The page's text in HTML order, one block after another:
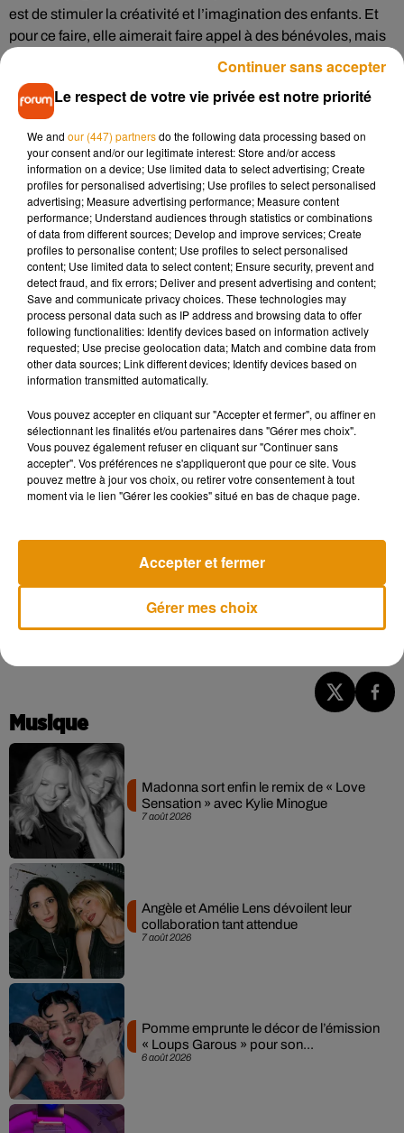
est de stimuler la créativité et l’imagination des enfants. Et
pour ce faire, elle aimerait faire appel à des bénévoles, mais
Pourtant, pas besoin d’être diplômé dans le domaine pour
proposer son aide. «
Il faut simplement être à l’écoute des
enfants, de leurs besoins, précise Catherine Quach. Si on a
des aptitudes artistiques, théâtrales ou sportives, c’est un
plus. Mais simplement l’envie d’aider et de passer un
moment avec des enfants qui sortent un petit peu du
commun, ça suffit».
L’association peut également encore accueillir des enfants
16h30, hors vacances scolaires. Plus d’infossur le site
internet de l’associationet sur sa page Facebook.
souhaitez l'afficher, merci de nous donner votre accord
Musique
7 août 2026
Madonna sort enfin le remix de « Love
Sensation » avec Kylie Minogue
7 août 2026
Angèle et Amélie Lens dévoilent leur
collaboration tant attendue
6 août 2026
Pomme emprunte le décor de l’émission
« Loups Garous » pour son...
Le respect de votre vie privée est notre priorité
We and our (447) partnersdo the following data processing based on
your consent and/or our legitimate interest: Store and/or access
information on a device; Use limited data to select advertising; Create
profiles for personalised advertising; Use profiles to select personalised
advertising; Measure advertising performance; Measure content
performance; Understand audiences through statistics or combinations
of data from different sources; Develop and improve services; Create
profiles to personalise content; Use profiles to select personalised
content; Use limited data to select content; Ensure security, prevent and
detect fraud, and fix errors; Deliver and present advertising and content;
Save and communicate privacy choices. These technologies may
process personal data such as IP address and browsing data to offer
following functionalities: Identify devices based on information actively
requested; Use precise geolocation data; Match and combine data from
other data sources; Link different devices; Identify devices based on
information transmitted automatically.
Vous pouvez accepter en cliquant sur "Accepter et fermer", ou affiner en
sélectionnant les finalités et/ou partenaires dans "Gérer mes choix".
Vous pouvez également refuser en cliquant sur "Continuer sans
accepter". Vos préférences ne s'appliqueront que pour ce site. Vous
pouvez mettre à jour vos choix, ou retirer votre consentement à tout
moment via le lien "Gérer les cookies" situé en bas de chaque page.
Gérer mes choix
Accepter et fermer
Continuer sans accepter